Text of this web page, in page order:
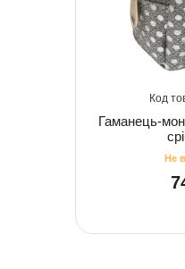
Гаманець-